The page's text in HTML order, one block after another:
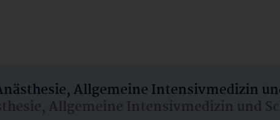
Allgemeine Intensivmedizin
Allgemeine Intensivmedizin und